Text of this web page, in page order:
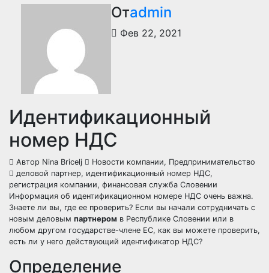
Отadmin
Фев 22, 2021
Идентификационный
номер НДС
Автор Nina Bricelj Новости компании, Предпринимательство
деловой партнер, идентификационный номер НДС,
регистрация компании, финансовая служба Словении
Информация об идентификационном номере НДС очень важна.
Знаете ли вы, где ее проверить? Если вы начали сотрудничать с
новым деловым партнером в Республике Словении или в
любом другом государстве-члене ЕС, как вы можете проверить,
есть ли у него действующий идентификатор НДС?
Определение